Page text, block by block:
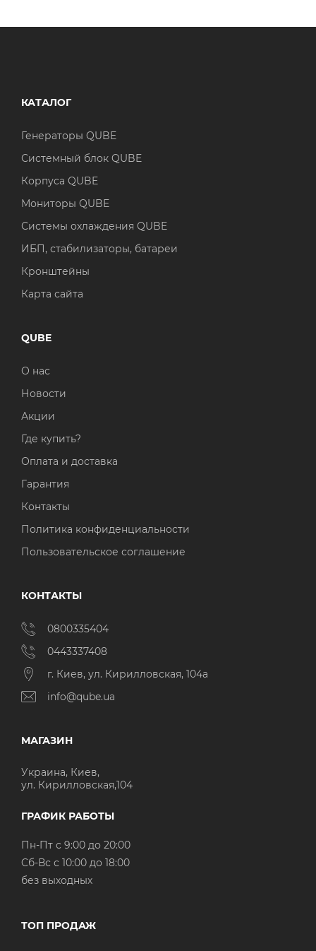
КАТАЛОГ
Генераторы QUBE
Системный блок QUBE
Корпуса QUBE
Мониторы QUBE
Системы охлаждения QUBE
ИБП, стабилизаторы, батареи
Кронштейны
Карта сайта
QUBE
О нас
Новости
Акции
Где купить?
Оплата и доставка
Гарантия
Контакты
Политика конфиденциальности
Пользовательское соглашение
КОНТАКТЫ
0800335404
0443337408
г. Киев, ул. Кирилловская, 104а
info@qube.ua
МАГАЗИН
Украина, Киев,
ул. Кирилловская,104
ГРАФИК РАБОТЫ
Пн-Пт с 9:00 до 20:00
Cб-Вс с 10:00 до 18:00
без выходных
ТОП ПРОДАЖ